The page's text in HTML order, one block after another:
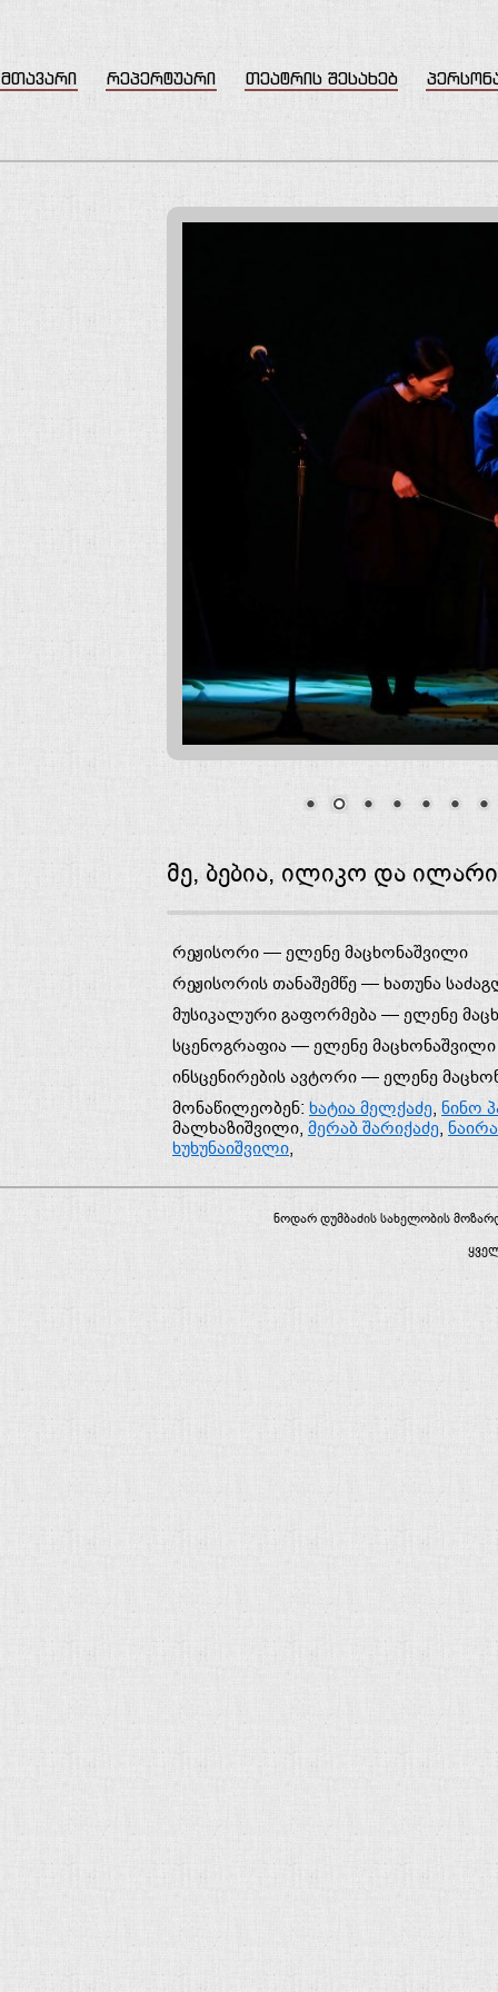
მთავარი რეპერტუარი თეატრის შესახებ
მე, ბებია, ილიკო და
რეჟისორი — ელენე მაცხონაშვილი
რეჟისორის თანაშემწე — ხათუნა
მუსიკალური გაფორმება — ელენე
სცენოგრაფია — ელენე მაცხონაშვილი
ინსცენირების ავტორი — ელენე
მონაწილეობენ: ხატია მელქაძე ნინო
მალხაზიშვილი მერაბ შარიქაძე
ხუხუნაიშვილი
ნოდარ დუმბაძის სახელობის